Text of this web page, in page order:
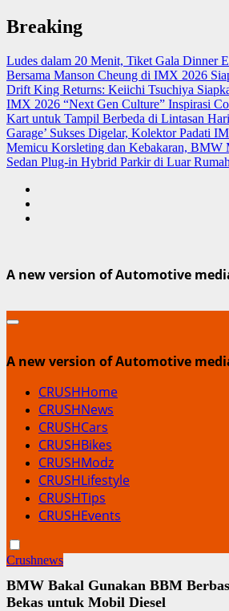
Skip
to
Breaking
Ludes dalam 20 Menit, Tiket Gala Dinner
Bersama Manson Cheung di IMX 2026
Drift King Returns: Keiichi Tsuchiya
IMX 2026 “Next Gen Culture” Inspirasi
Kart untuk Tampil Berbeda di Lintasan
Garage’ Sukses Digelar, Kolektor Padati
Memicu Korsleting dan Kebakaran, BMW
Sedan Plug-in Hybrid Parkir di Luar Rumah
A new version of Automotive
A new version of Automotive
CRUSHHome
CRUSHNews
CRUSHCars
CRUSHBikes
CRUSHModz
CRUSHLifestyle
CRUSHTips
CRUSHEvents
Crushnews
BMW Bakal Gunakan BBM
Bekas untuk Mobil Diesel